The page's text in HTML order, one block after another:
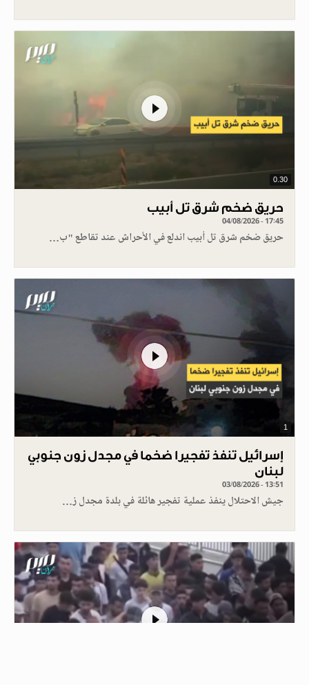
0.30
حريق ضخم شرق تل أبيب
04/08/2026 - 17:45
حريق ضخم شرق تل أبيب اندلع في الأحراش عند تقاطع "ب…
1
إسرائيل تنفذ تفجيرا ضخما في مجدل زون جنوبي
لبنان
03/08/2026 - 13:51
جيش الاحتلال ينفذ عملية تفجير هائلة في بلدة مجدل ز…